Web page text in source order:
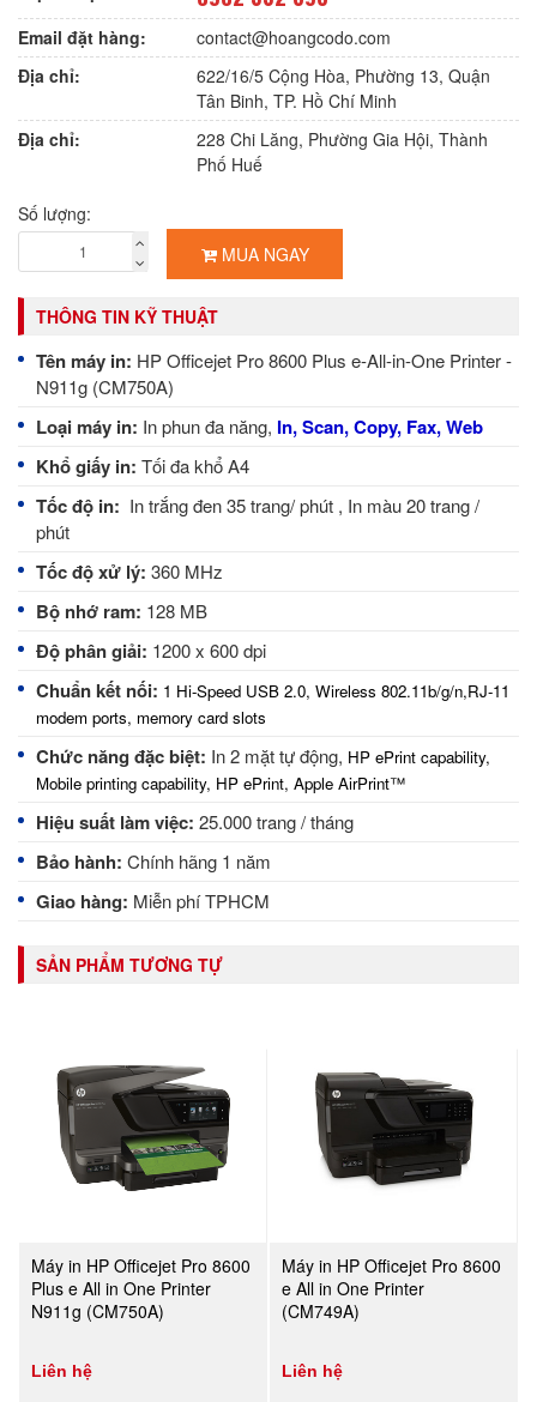
Email đặt hàng:
contact@hoangcodo.com
Địa chỉ:
622/16/5 Cộng Hòa, Phường 13, Quận
Tân Binh, TP. Hồ Chí Minh
Địa chỉ:
228 Chi Lăng, Phường Gia Hội, Thành
Phố Huế
Số lượng:
MUA NGAY
THÔNG TIN KỸ THUẬT
Tên máy in: HP Officejet Pro 8600 Plus e-All-in-One Printer -
N911g (CM750A)
Loại máy in: In phun đa năng, In, Scan, Copy, Fax, Web
Khổ giấy in: Tối đa khổ A4
Tốc độ in: In trắng đen 35 trang/ phút , In màu 20 trang /
phút
Tốc độ xử lý: 360 MHz
Bộ nhớ ram: 128 MB
Độ phân giải: 1200 x 600 dpi
Chuẩn kết nối: 1 Hi-Speed USB 2.0, Wireless 802.11b/g/n,RJ-11
modem ports, memory card slots
Chức năng đặc biệt: In 2 mặt tự động, HP ePrint capability,
Mobile printing capability, HP ePrint, Apple AirPrint™
Hiệu suất làm việc: 25.000 trang / tháng
Bảo hành: Chính hãng 1 năm
Giao hàng: Miễn phí TPHCM
SẢN PHẨM TƯƠNG TỰ
Máy in HP Officejet Pro 8600
Plus e All in One Printer
N911g (CM750A)
Liên hệ
Máy in HP Officejet Pro 8600
e All in One Printer
(CM749A)
Liên hệ